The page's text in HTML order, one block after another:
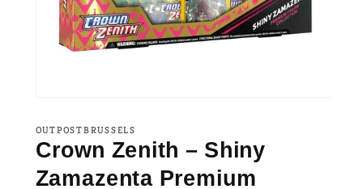
OUTPOSTBRUSSELS
Crown Zenith – Shiny
Zamazenta Premium